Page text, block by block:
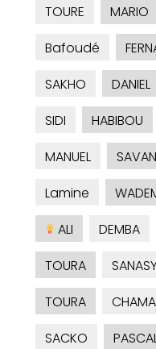
TOURE
MARIO
Bafoudé
SAKHO
DANIEL
SIDI
HABIBOU
MANUEL
Lamine
ALI
DEMBA
TOURA
TOURA
SACKO